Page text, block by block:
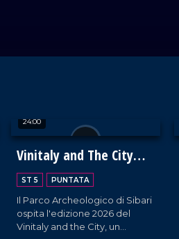
24:00
Vinitaly and The City
2026
ST 5 PUNTATA
Il Parco Archeologico di Sibari
ospita l'edizione 2026 del
Vinitaly and the City, un